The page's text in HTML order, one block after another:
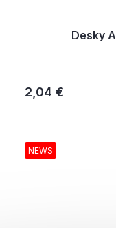
Desky
2,04 €
NEWS